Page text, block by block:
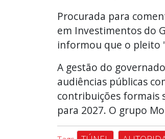
Procurada para
em Investimentos do
informou que o pleito
A gestão do
audiências públicas
contribuições formais
para 2027. O grupo